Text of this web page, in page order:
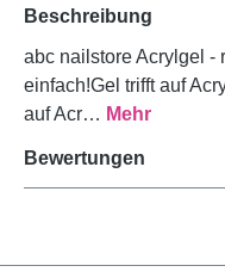
Beschreibung
abc nailstore Acrylgel -
einfach!Gel trifft auf
auf Acr… Mehr
Bewertungen